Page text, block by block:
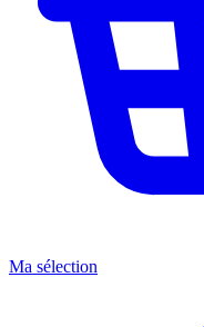
Ma sélection